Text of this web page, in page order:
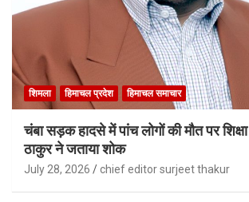
शिमला हिमाचल प्रदेश हिमाचल समाचार
चंबा सड़क हादसे में पांच लोगों की मौत पर शिक्षा
ठाकुर ने जताया शोक
July 28, 2026 chief editor surjeet thakur